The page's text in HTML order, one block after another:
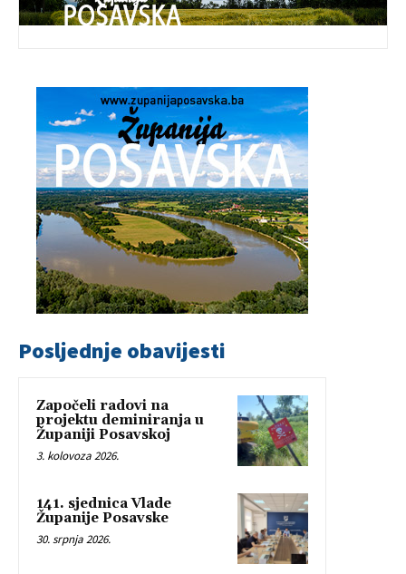
Posljednje obavijesti
Započeli radovi na
projektu deminiranja u
Županiji Posavskoj
3. kolovoza 2026.
141. sjednica Vlade
Županije Posavske
30. srpnja 2026.